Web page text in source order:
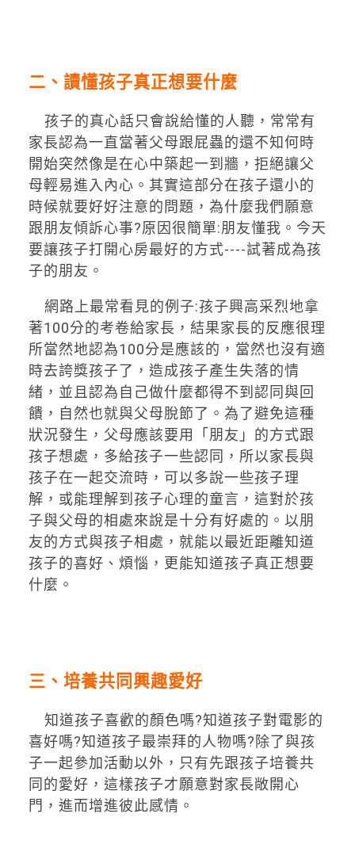
二、讀懂孩子真正想要什麼
孩子的真心話只會說給懂的人聽，常常有
家長認為一直當著父母跟屁蟲的還不知何時
開始突然像是在心中築起一到牆，拒絕讓父
母輕易進入內心。其實這部分在孩子還小的
時候就要好好注意的問題，為什麼我們願意
跟朋友傾訴心事?原因很簡單:朋友懂我。今天
要讓孩子打開心房最好的方式----試著成為孩
子的朋友。
網路上最常看見的例子:孩子興高采烈地拿
著100分的考卷給家長，結果家長的反應很理
所當然地認為100分是應該的，當然也沒有適
時去誇獎孩子了，造成孩子產生失落的情
緒，並且認為自己做什麼都得不到認同與回
饋，自然也就與父母脫節了。為了避免這種
狀況發生，父母應該要用「朋友」的方式跟
孩子想處，多給孩子一些認同，所以家長與
孩子在一起交流時，可以多說一些孩子理
解，或能理解到孩子心理的童言，這對於孩
子與父母的相處來說是十分有好處的。以朋
友的方式與孩子相處，就能以最近距離知道
孩子的喜好、煩惱，更能知道孩子真正想要
什麼。
三、培養共同興趣愛好
知道孩子喜歡的顏色嗎?知道孩子對電影的
喜好嗎?知道孩子最崇拜的人物嗎?除了與孩
子一起參加活動以外，只有先跟孩子培養共
同的愛好，這樣孩子才願意對家長敞開心
門，進而增進彼此感情。